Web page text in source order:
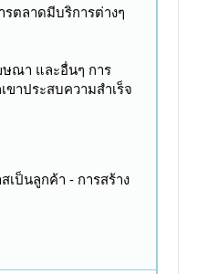
รตลาดมีบริการต่างๆ
ษณา และอื่นๆ การ
าประสบความสำเร็จ
ป็นลูกค้า - การสร้าง